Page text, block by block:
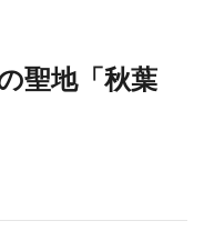
聖地「秋葉